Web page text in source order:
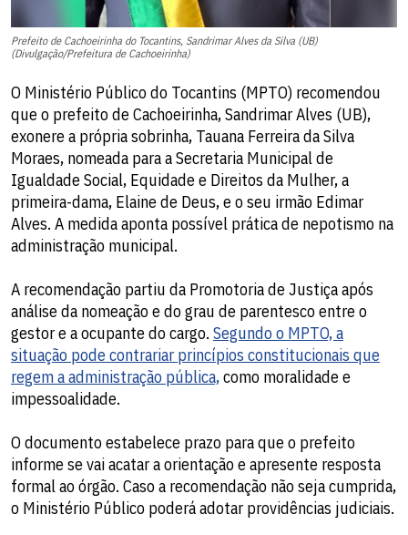
Prefeito de Cachoeirinha do Tocantins, Sandrimar Alves da Silva (UB)
(Divulgação/Prefeitura de Cachoeirinha)
O Ministério Público do Tocantins (MPTO) recomendou
que o prefeito de Cachoeirinha, Sandrimar Alves (UB),
exonere a própria sobrinha, Tauana Ferreira da Silva
Moraes, nomeada para a Secretaria Municipal de
Igualdade Social, Equidade e Direitos da Mulher, a
primeira-dama, Elaine de Deus, e o seu irmão Edimar
Alves. A medida aponta possível prática de nepotismo na
administração municipal.
A recomendação partiu da Promotoria de Justiça após
análise da nomeação e do grau de parentesco entre o
gestor e a ocupante do cargo. Segundo o MPTO, a
situação pode contrariar princípios constitucionais que
regem a administração pública,como moralidade e
impessoalidade.
O documento estabelece prazo para que o prefeito
informe se vai acatar a orientação e apresente resposta
formal ao órgão. Caso a recomendação não seja cumprida,
o Ministério Público poderá adotar providências judiciais.